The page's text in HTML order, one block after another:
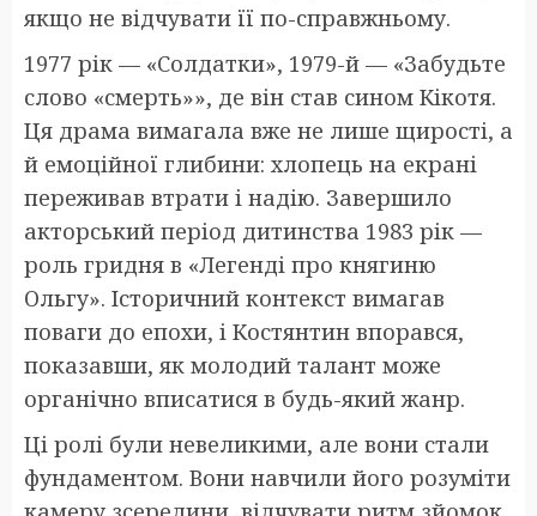
якщо не відчувати її по-справжньому.
1977 рік — «Солдатки», 1979-й — «Забудьте
слово «смерть»», де він став сином Кікотя.
Ця драма вимагала вже не лише щирості, а
й емоційної глибини: хлопець на екрані
переживав втрати і надію. Завершило
акторський період дитинства 1983 рік —
роль гридня в «Легенді про княгиню
Ольгу». Історичний контекст вимагав
поваги до епохи, і Костянтин впорався,
показавши, як молодий талант може
органічно вписатися в будь-який жанр.
Ці ролі були невеликими, але вони стали
фундаментом. Вони навчили його розуміти